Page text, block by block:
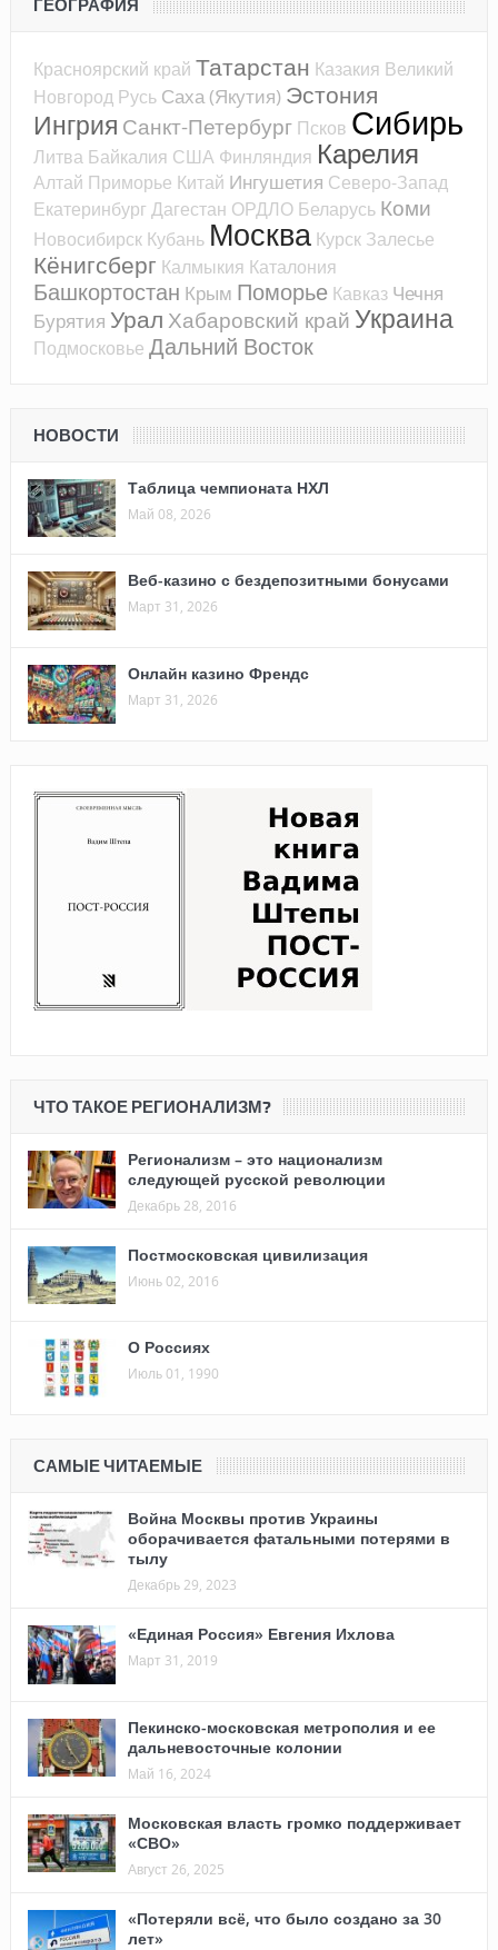
ГЕОГРАФИЯ
Красноярский край Татарстан Казакия Великий
Новгород Русь Саха (Якутия) Эстония
Ингрия Санкт-Петербург Псков Сибирь
Литва Байкалия США Финляндия Карелия
Алтай Приморье Китай Ингушетия Северо-Запад
Екатеринбург Дагестан ОРДЛО Беларусь Коми
Новосибирск Кубань Москва Курск Залесье
Кёнигсберг Калмыкия Каталония
Башкортостан Крым Поморье Кавказ Чечня
Бурятия Урал Хабаровский край Украина
Подмосковье Дальний Восток
НОВОСТИ
Таблица чемпионата НХЛ
Май 08, 2026
Веб-казино с бездепозитными бонусами
Март 31, 2026
Онлайн казино Френдс
Март 31, 2026
ЧТО ТАКОЕ РЕГИОНАЛИЗМ?
Регионализм – это национализм
следующей русской революции
Декабрь 28, 2016
Постмосковская цивилизация
Июнь 02, 2016
О Россиях
Июль 01, 1990
САМЫЕ ЧИТАЕМЫЕ
Война Москвы против Украины
оборачивается фатальными потерями в
тылу
Декабрь 29, 2023
«Единая Россия» Евгения Ихлова
Март 31, 2019
Пекинско-московская метрополия и ее
дальневосточные колонии
Май 16, 2024
Московская власть громко поддерживает
«СВО»
Август 26, 2025
«Потеряли всё, что было создано за 30
лет»